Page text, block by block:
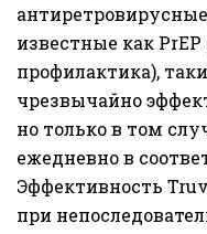
известные как
профилактика),
чрезвычайно
но только в том
ежедневно в
Эффективность
при